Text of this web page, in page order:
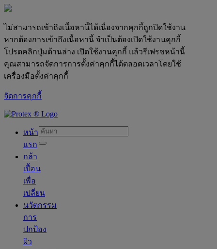
ไม่สามารถเข้าถึงเนื้อหานี้ได้เนื่องจากคุกกี้ถูกปิดใช้งาน
หากต้องการเข้าถึงเนื้อหานี้ จำเป็นต้องเปิดใช้งานคุกกี้
โปรดคลิกปุ่มด้านล่าง เปิดใช้งานคุกกี้ แล้วรีเฟรชหน้านี้
คุณสามารถจัดการการตั้งค่าคุกกี้ได้ตลอดเวลาโดยใช้
เครื่องมือตั้งค่าคุกกี้
จัดการคุกกี้
skipt to main content
หน้า
แรก
กล้า
เปื้อน
เพื่อ
เปลี่ยน
นวัตกรรม
การ
ปกป้อง
ผิว